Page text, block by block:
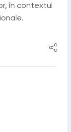
în contextul